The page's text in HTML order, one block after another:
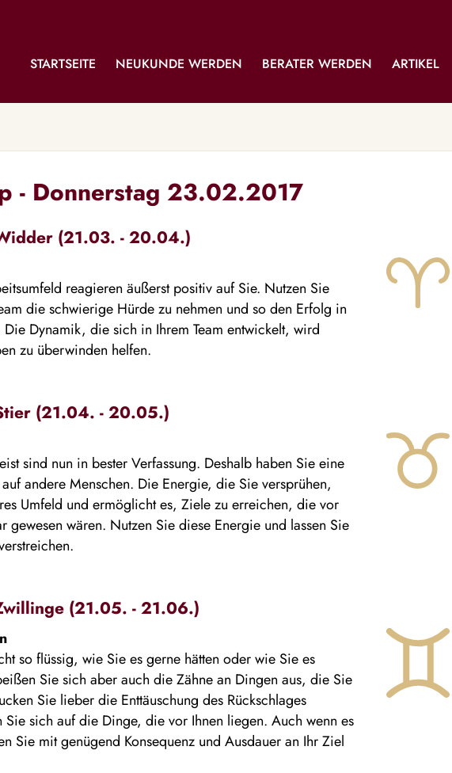
STARTSEITE NEUKUNDE WERDEN BERATER WERDEN ARTIKEL
- Donnerstag 23.02.2017
(21.03. - 20.04.)
reagieren äußerst positiv auf Sie. Nutzen Sie
die schwierige Hürde zu nehmen und so den Erfolg in
Dynamik, die sich in Ihrem Team entwickelt, wird
zu überwinden helfen.
(21.04. - 20.05.)
sind nun in bester Verfassung. Deshalb haben Sie eine
andere Menschen. Die Energie, die Sie versprühen,
Umfeld und ermöglicht es, Ziele zu erreichen, die vor
gewesen wären. Nutzen Sie diese Energie und lassen Sie
(21.05. - 21.06.)
so flüssig, wie Sie es gerne hätten oder wie Sie es
Sie sich aber auch die Zähne an Dingen aus, die Sie
Sie lieber die Enttäuschung des Rückschlages
Sie sich auf die Dinge, die vor Ihnen liegen. Auch wenn es
Sie mit genügend Konsequenz und Ausdauer an Ihr Ziel